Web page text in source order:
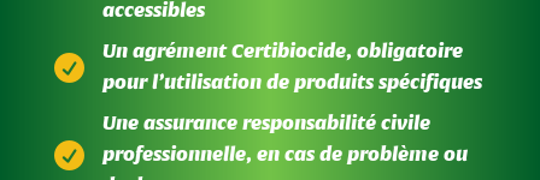
accessibles

Un agrément Certibiocide, obligatoire
pour l’utilisation de produits spécifiques

Une assurance responsabilité civile
professionnelle, en cas de problème ou